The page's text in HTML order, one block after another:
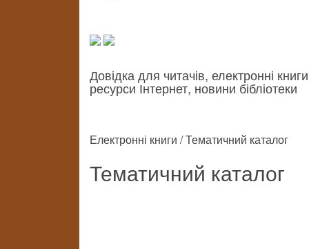
Довідка для читачів, електронні
ресурси Інтернет, новини бібліотеки
Електронні книги / Тематичний каталог
Тематичний каталог